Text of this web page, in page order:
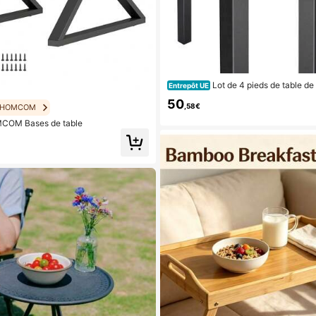
HOMCOM
Bases de table
Entrepôt UE Lot de 4 pieds de table
mbre à coucher, outils de bricolage,
métal de style industriel, capacité de
50,58€